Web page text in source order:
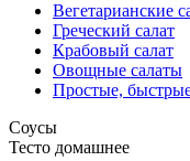
Вегетарианские
Греческий салат
Крабовый салат
Овощные салаты
Простые,
Соусы
Тесто домашнее